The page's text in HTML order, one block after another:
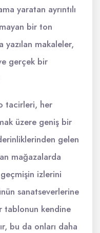
yaratan ayrıntılı
bir ton
yazılan makaleler,
gerçek bir
tacirleri, her
üzere geniş bir
gelen
mağazalarda
izlerini
sanatseverlerine
tablonun kendine
bu da onları daha